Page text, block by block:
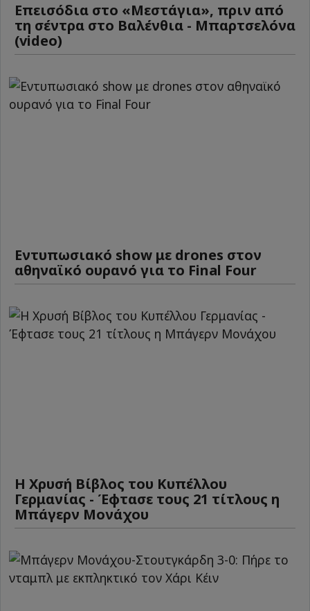
Επεισόδια στο «Μεστάγια», πριν από
τη σέντρα στο Βαλένθια - Μπαρτσελόνα
(video)
Εντυπωσιακό show με drones στον
αθηναϊκό ουρανό για το Final Four
Η Χρυσή Βίβλος του Κυπέλλου
Γερμανίας - Έφτασε τους 21 τίτλους η
Μπάγερν Μονάχου